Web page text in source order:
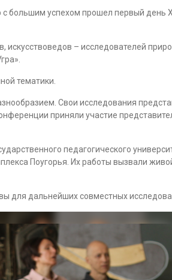
большим успехом прошел первый день
– исследователей
тематики.
Свои исследования
приняли участие
педагогического
Поугорья. Их работы вызвали
для дальнейших совместных